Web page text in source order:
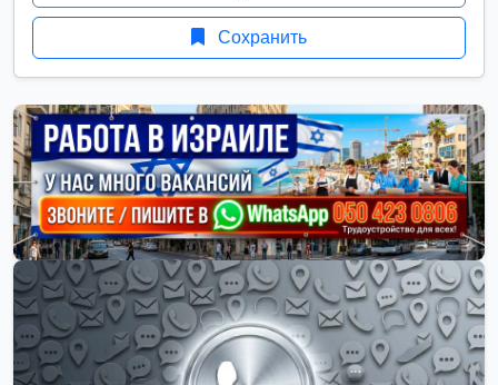
Сохранить